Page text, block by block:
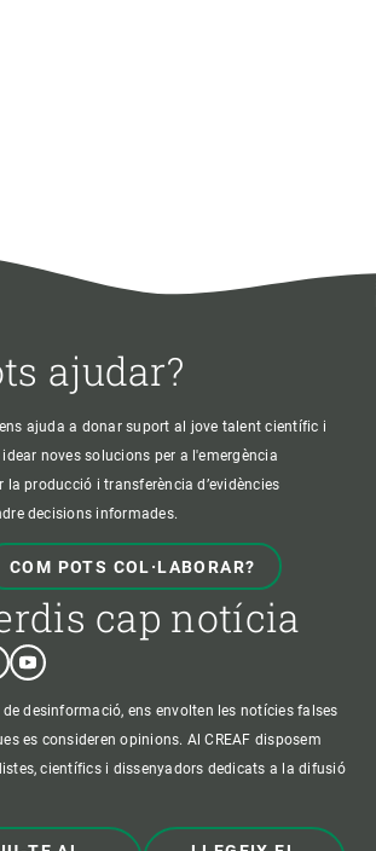
ajudar?
ajuda a donar suport al jove talent científic i
noves solucions per a l'emergència
la producció i transferència d’evidències
decisions informades.
COM POTS COL·LABORAR?
cap notícia
Youtube
desinformació, ens envolten les notícies falses
es consideren opinions. Al CREAF disposem
científics i dissenyadors dedicats a la difusió